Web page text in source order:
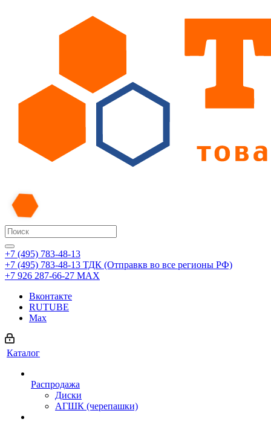
+7 (495) 783-48-13
+7 (495) 783-48-13 ТДК (Отправкв во все регионы РФ)
+7 926 287-66-27 МАХ
Вконтакте
RUTUBE
Max
Каталог
Распродажа
Диски
АГШК (черепашки)